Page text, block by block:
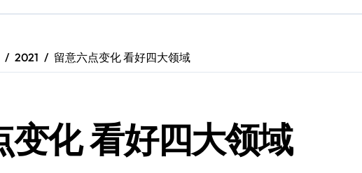
合智能编排，铸就后端运维高性能科技新生态
能编排：科技赋能系统架构安全革新实战
化的容器编排策略：服务器分类效能跃升新路径
2021 留意六点变化 看好四大领域
变化 看好四大领域